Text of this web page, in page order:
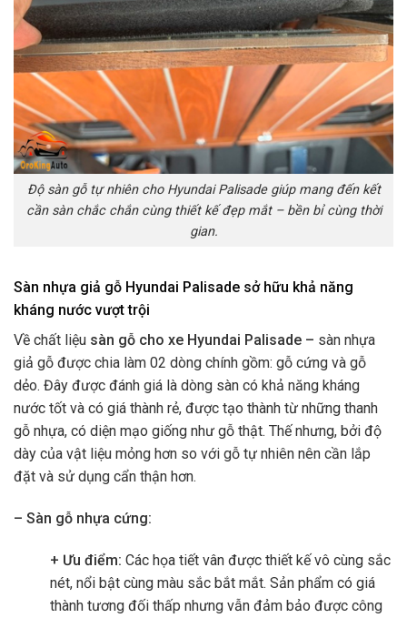
Độ sàn gỗ tự nhiên cho Hyundai Palisade giúp mang đến kết
cần sàn chắc chắn cùng thiết kế đẹp mắt – bền bỉ cùng thời
gian.
Sàn nhựa giả gỗ Hyundai Palisade sở hữu khả năng
kháng nước vượt trội
Về chất liệu sàn gỗ cho xe Hyundai Palisade – sàn nhựa
giả gỗ được chia làm 02 dòng chính gồm: gỗ cứng và gỗ
dẻo. Đây được đánh giá là dòng sàn có khả năng kháng
nước tốt và có giá thành rẻ, được tạo thành từ những thanh
gỗ nhựa, có diện mạo giống như gỗ thật. Thế nhưng, bởi độ
dày của vật liệu mỏng hơn so với gỗ tự nhiên nên cần lắp
đặt và sử dụng cẩn thận hơn.
– Sàn gỗ nhựa cứng:
+ Ưu điểm: Các họa tiết vân được thiết kế vô cùng sắc
nét, nổi bật cùng màu sắc bắt mắt. Sản phẩm có giá
thành tương đối thấp nhưng vẫn đảm bảo được công